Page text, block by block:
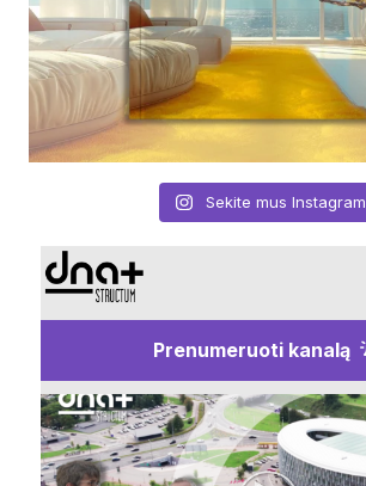
Sekite mus Instagram
Prenumeruoti kanalą